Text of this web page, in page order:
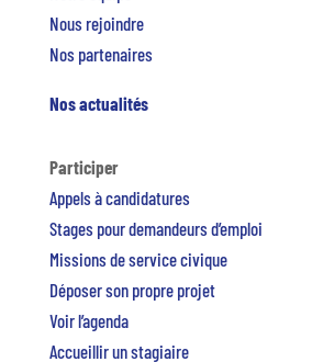
Nous rejoindre
Nos partenaires
Nos actualités
Participer
Appels à candidatures
Stages pour demandeurs d’emploi
Missions de service civique
Déposer son propre projet
Voir l’agenda
Accueillir un stagiaire